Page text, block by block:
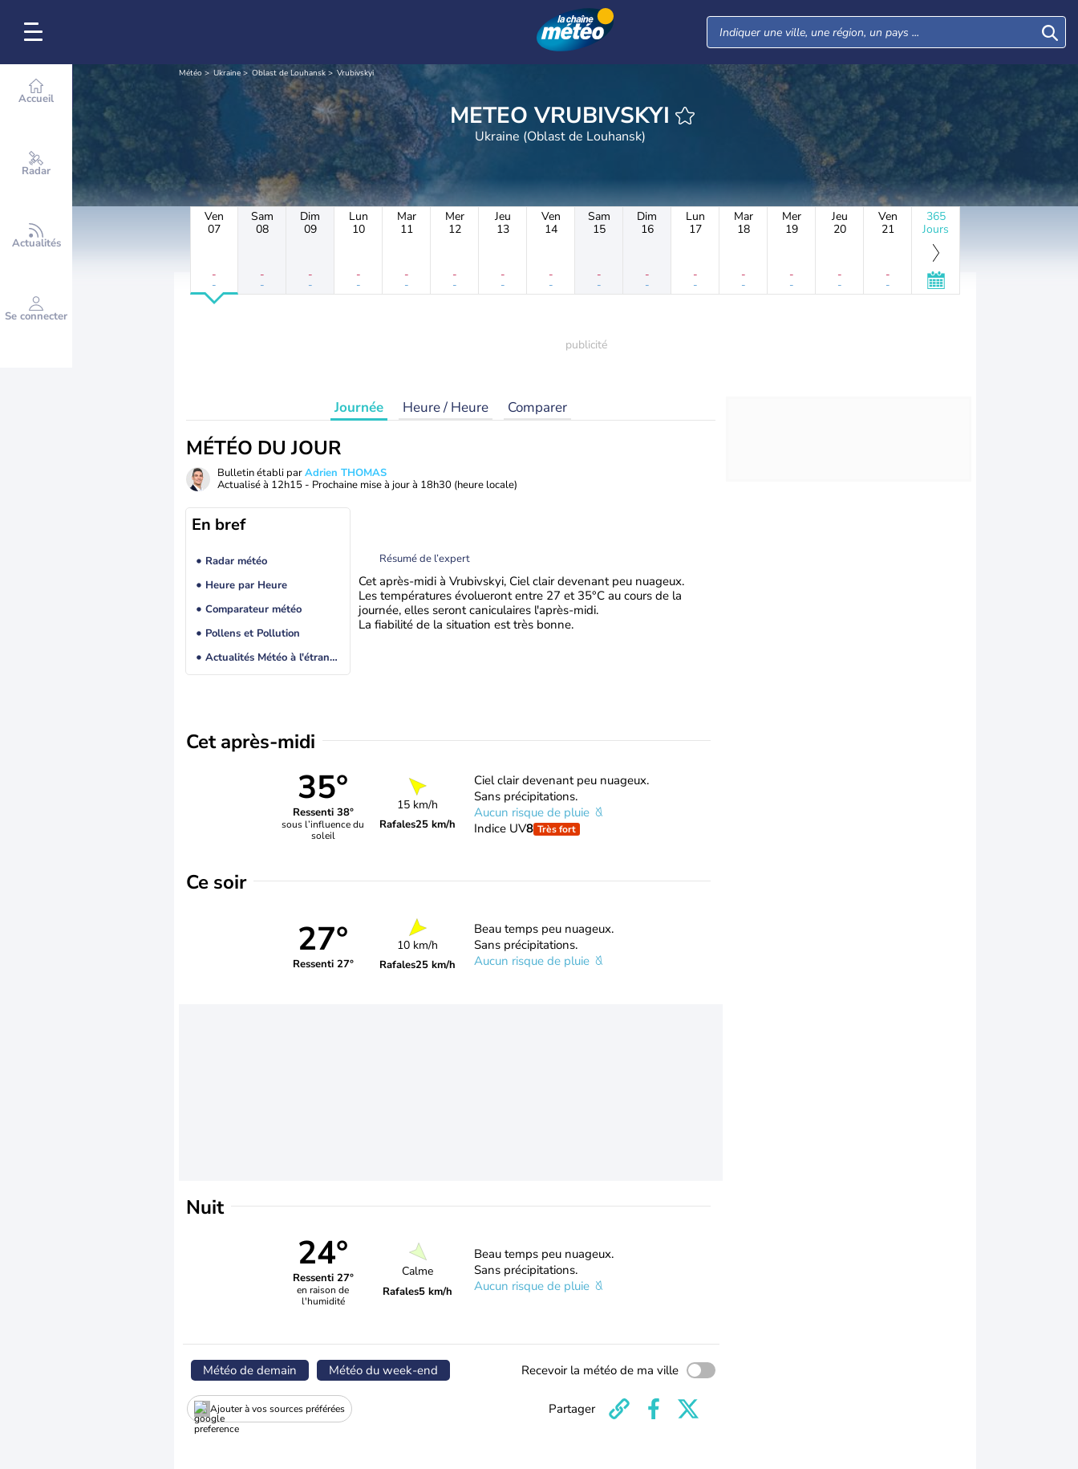
Accueil
Radar
Actualités
Se connecter
Météo Ukraine Oblast de Louhansk Vrubivskyi
METEO VRUBIVSKYI
Ukraine (Oblast de Louhansk)
Ven
07
-
-
Sam
08
-
-
Dim
09
-
-
Lun
10
-
-
Mar
11
-
-
Mer
12
-
-
Jeu
13
-
-
Ven
14
-
-
Sam
15
-
-
Dim
16
-
-
Lun
17
-
-
Mar
18
-
-
Mer
19
-
-
Jeu
20
-
-
Ven
21
-
-
365
Jours
Journée Heure / Heure Comparer
MÉTÉO DU JOUR
Bulletin établi parAdrien THOMAS
Actualisé à 12h15 - Prochaine mise à jour à 18h30 (heure locale)
En bref
Radar météo
Heure par Heure
Comparateur météo
Pollens et Pollution
Actualités Météo à l'étranger
Résumé de l’expert
Cet après-midi à Vrubivskyi, Ciel clair devenant peu nuageux.
Les températures évolueront entre 27 et 35°C au cours de la
journée, elles seront caniculaires l'après-midi.
La fiabilité de la situation est très bonne.
Cet après-midi
35°
Ressenti 38°
sous l’influence du
soleil
15 km/h
Rafales25 km/h
Ciel clair devenant peu nuageux.
Sans précipitations.
Aucun risque de pluie
Indice UV8 Très fort
Ce soir
27°
Ressenti 27°
10 km/h
Rafales25 km/h
Beau temps peu nuageux.
Sans précipitations.
Aucun risque de pluie
Nuit
24°
Ressenti 27°
en raison de
l'humidité
Calme
Rafales5 km/h
Beau temps peu nuageux.
Sans précipitations.
Aucun risque de pluie
Météo de demain Météo du week-end Recevoir la météo de ma ville
Ajouter à vos sources préférées Partager